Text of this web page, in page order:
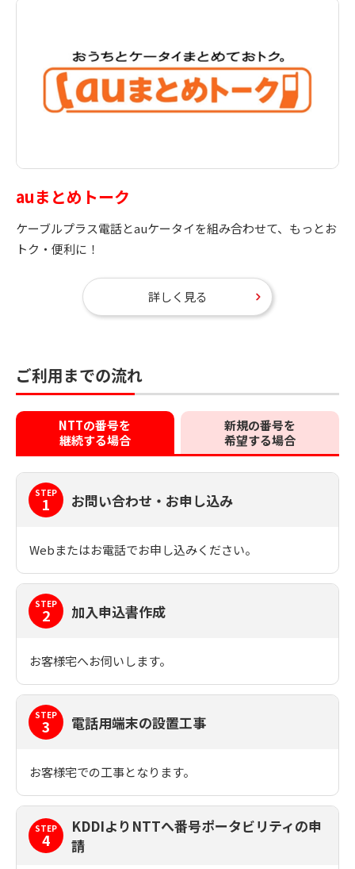
auまとめトーク
ケーブルプラス電話とauケータイを組み合わせて、もっとお
トク・便利に！
詳しく見る
ご利用までの流れ
NTTの番号を
継続する場合
新規の番号を
希望する場合
STEP
1 お問い合わせ・お申し込み
Webまたはお電話でお申し込みください。
STEP
2 加入申込書作成
お客様宅へお伺いします。
STEP
3 電話用端末の設置工事
お客様宅での工事となります。
STEP
4
KDDIよりNTTへ番号ポータビリティの申
請